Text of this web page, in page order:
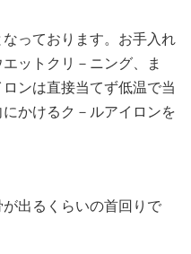
っております。お手入れ
ットクリ－ニング、ま
ンは直接当てず低温で当
かけるク－ルアイロンを
出るくらいの首回りで